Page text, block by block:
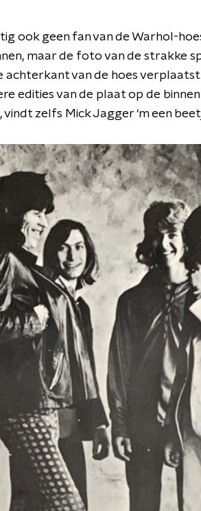
ook geen fan van de Warhol-
maar de foto van de strakke
achterkant van de hoes
edities van de plaat op de
zelfs Mick Jagger ‘m een